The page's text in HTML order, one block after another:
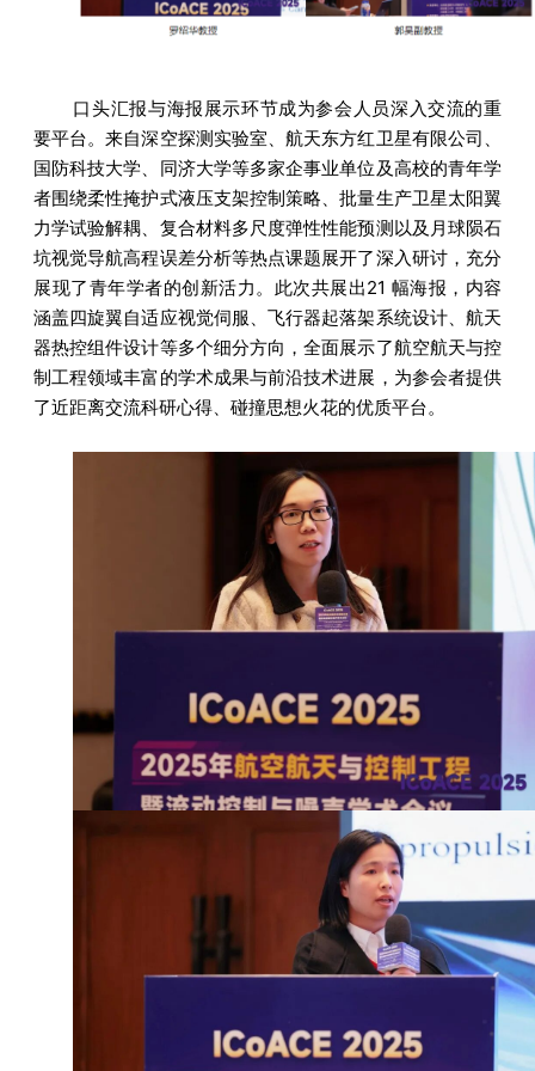
口头汇报与海报展示环节成为参会人员深入交流的重
要平台。来自深空探测实验室、航天东方红卫星有限公司、
国防科技大学、同济大学等多家企事业单位及高校的青年学
者围绕柔性掩护式液压支架控制策略、批量生产卫星太阳翼
力学试验解耦、复合材料多尺度弹性性能预测以及月球陨石
坑视觉导航高程误差分析等热点课题展开了深入研讨，充分
展现了青年学者的创新活力。此次共展出21 幅海报，内容
涵盖四旋翼自适应视觉伺服、飞行器起落架系统设计、航天
器热控组件设计等多个细分方向，全面展示了航空航天与控
制工程领域丰富的学术成果与前沿技术进展，为参会者提供
了近距离交流科研心得、碰撞思想火花的优质平台。